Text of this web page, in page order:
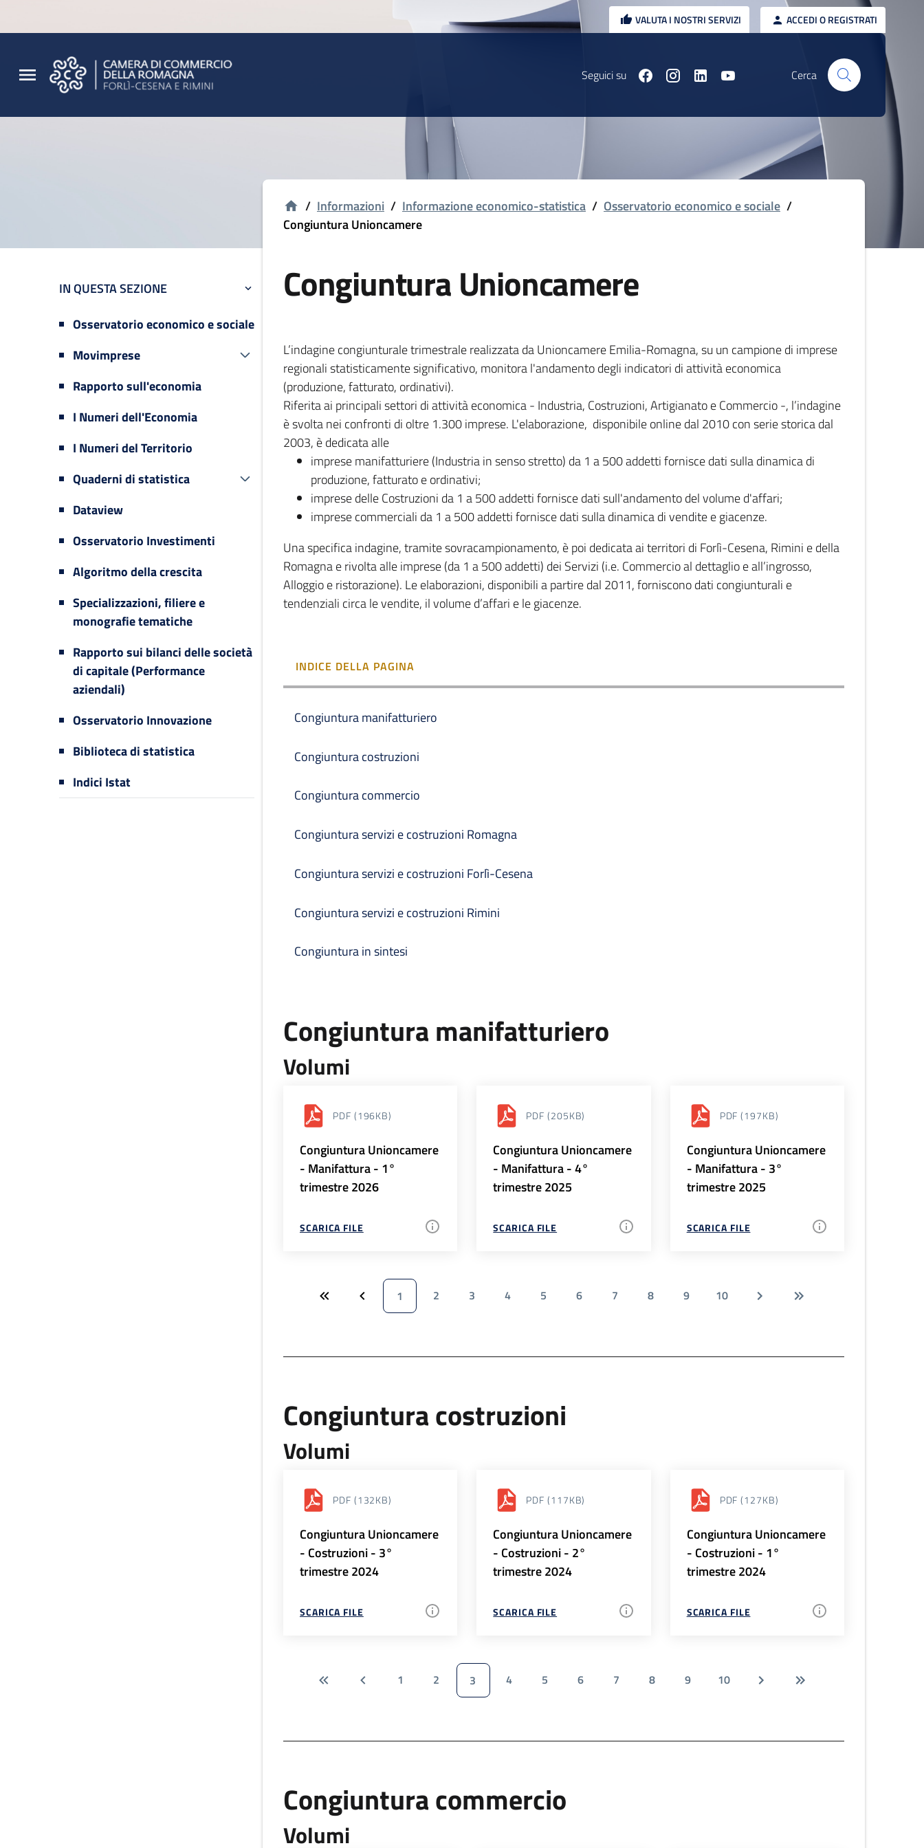
VALUTA I NOSTRI SERVIZI ACCEDI O REGISTRATI
Seguici su Cerca
IN QUESTA SEZIONE
Osservatorio economico e sociale
Movimprese
Rapporto sull'economia
I Numeri dell'Economia
I Numeri del Territorio
Quaderni di statistica
Dataview
Osservatorio Investimenti
Algoritmo della crescita
Specializzazioni, filiere e
monografie tematiche
Rapporto sui bilanci delle società
di capitale (Performance
aziendali)
Osservatorio Innovazione
Biblioteca di statistica
Indici Istat
/ Informazioni / Informazione economico-statistica / Osservatorio economico e sociale /
Congiuntura Unioncamere
Congiuntura Unioncamere
L’indagine congiunturale trimestrale realizzata da Unioncamere Emilia-Romagna, su un campione di imprese
regionali statisticamente significativo, monitora l'andamento degli indicatori di attività economica
(produzione, fatturato, ordinativi).
Riferita ai principali settori di attività economica - Industria, Costruzioni, Artigianato e Commercio -, l’indagine
è svolta nei confronti di oltre 1.300 imprese. L'elaborazione, disponibile online dal 2010 con serie storica dal
2003, è dedicata alle
imprese manifatturiere (Industria in senso stretto) da 1 a 500 addetti fornisce dati sulla dinamica di
produzione, fatturato e ordinativi;
imprese delle Costruzioni da 1 a 500 addetti fornisce dati sull'andamento del volume d'affari;
imprese commerciali da 1 a 500 addetti fornisce dati sulla dinamica di vendite e giacenze.
Una specifica indagine, tramite sovracampionamento, è poi dedicata ai territori di Forlì-Cesena, Rimini e della
Romagna e rivolta alle imprese (da 1 a 500 addetti) dei Servizi (i.e. Commercio al dettaglio e all’ingrosso,
Alloggio e ristorazione). Le elaborazioni, disponibili a partire dal 2011, forniscono dati congiunturali e
tendenziali circa le vendite, il volume d’affari e le giacenze.
INDICE DELLA PAGINA
Congiuntura manifatturiero
Congiuntura costruzioni
Congiuntura commercio
Congiuntura servizi e costruzioni Romagna
Congiuntura servizi e costruzioni Forlì-Cesena
Congiuntura servizi e costruzioni Rimini
Congiuntura in sintesi
Congiuntura manifatturiero
Volumi
PDF (196KB)
Congiuntura Unioncamere
- Manifattura - 1°
trimestre 2026
SCARICA FILE
PDF (205KB)
Congiuntura Unioncamere
- Manifattura - 4°
trimestre 2025
SCARICA FILE
PDF (197KB)
Congiuntura Unioncamere
- Manifattura - 3°
trimestre 2025
SCARICA FILE
1 2 3 4 5 6 7 8 9 10
Congiuntura costruzioni
Volumi
PDF (132KB)
Congiuntura Unioncamere
- Costruzioni - 3°
trimestre 2024
SCARICA FILE
PDF (117KB)
Congiuntura Unioncamere
- Costruzioni - 2°
trimestre 2024
SCARICA FILE
PDF (127KB)
Congiuntura Unioncamere
- Costruzioni - 1°
trimestre 2024
SCARICA FILE
1 2 3 4 5 6 7 8 9 10
Congiuntura commercio
Volumi